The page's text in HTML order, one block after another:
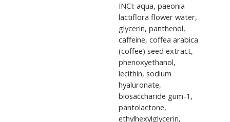
INCI: aqua, paeonia
lactiflora flower water,
glycerin, panthenol,
caffeine, coffea arabica
(coffee) seed extract,
phenoxyethanol,
lecithin, sodium
hyaluronate,
biosaccharide gum-1,
pantolactone,
ethylhexylglycerin,